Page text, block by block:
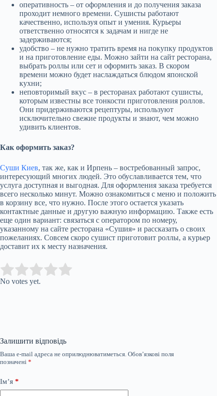
оперативность – от оформления и до получения заказа
проходит немного времени. Сушисты работают
качественно, используя опыт и умения. Курьеры
ответственно относятся к задачам и нигде не
задерживаются;
удобство – не нужно тратить время на покупку продуктов
и на приготовление еды. Можно зайти на сайт ресторана,
выбрать роллы или сет и оформить заказ. В скором
времени можно будет наслаждаться блюдом японской
кухни;
неповторимый вкус – в ресторанах работают сушисты,
которым известны все тонкости приготовления роллов.
Они придерживаются рецептуры, используют
исключительно свежие продукты и знают, чем можно
удивить клиентов.
Как оформить заказ?
Суши Киев, так же, как и Ирпень – востребованный запрос,
интересующий многих людей. Это обуславливается тем, что
услуга доступная и выгодная. Для оформления заказа требуется
всего несколько минут. Можно ознакомиться с меню и положить
в корзину все, что нужно. После этого остается указать
контактные данные и другую важную информацию. Также есть
еще один вариант: связаться с оператором по номеру,
указанному на сайте ресторана «Сушия» и рассказать о своих
пожеланиях. Совсем скоро сушист приготовит роллы, а курьер
доставит их к месту назначения.
Rate this item:
No votes yet.
Залишити відповідь
Ваша e-mail адреса не оприлюднюватиметься. Обов’язкові поля
позначені *
Ім’я *